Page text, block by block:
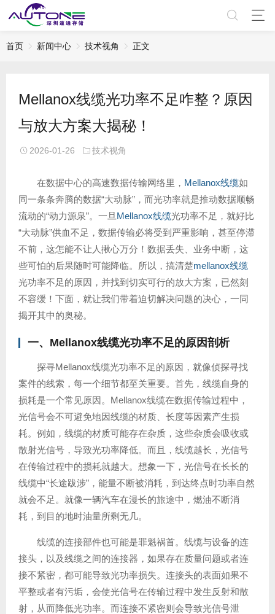
首页 新闻中心 技术视角 正文
Mellanox线缆光功率不足咋整？原因
与放大方案大揭秘！
2026-01-26 技术视角
在数据中心的高速数据传输网络里， Mellanox线缆如
同一条条奔腾的数据“大动脉”，而光功率就是推动数据顺畅
流动的“动力源泉”。一旦 Mellanox线缆光功率不足，就好比
“大动脉”供血不足，数据传输必将受到严重影响，甚至停滞
不前，这怎能不让人揪心万分！数据丢失、业务中断，这
些可怕的后果随时可能降临。所以，搞清楚mellanox线缆
光功率不足的原因，并找到切实可行的放大方案，已然刻
不容缓！下面，就让我们带着迫切解决问题的决心，一同
揭开其中的奥秘。
一、 Mellanox线缆光功率不足的原因剖析
探寻Mellanox线缆光功率不足的原因，就像侦探寻找
案件的线索，每一个细节都至关重要。首先，线缆自身的
损耗是一个常见原因。Mellanox线缆在数据传输过程中，
光信号会不可避免地因线缆的材质、长度等因素产生损
耗。例如，线缆的材质可能存在杂质，这些杂质会吸收或
散射光信号，导致光功率降低。而且，线缆越长，光信号
在传输过程中的损耗就越大。想象一下，光信号在长长的
线缆中“长途跋涉”，能量不断被消耗，到达终点时功率自然
就会不足。就像一辆汽车在漫长的旅途中，燃油不断消
耗，到目的地时油量所剩无几。
线缆的连接部件也可能是罪魁祸首。线缆与设备的连
接头，以及线缆之间的连接器，如果存在质量问题或者连
接不紧密，都可能导致光功率损失。连接头的表面如果不
平整或者有污垢，会使光信号在传输过程中发生反射和散
射，从而降低光功率。而连接不紧密则会导致光信号泄